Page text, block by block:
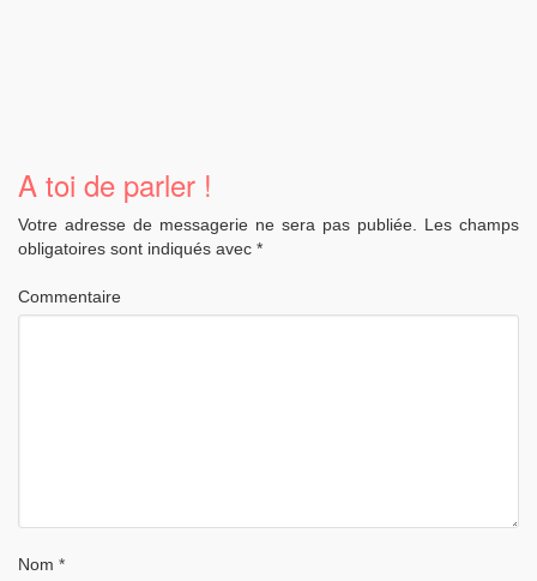
A toi de parler !
Votre adresse de messagerie ne sera pas publiée. Les champs
obligatoires sont indiqués avec *
Commentaire
Nom *